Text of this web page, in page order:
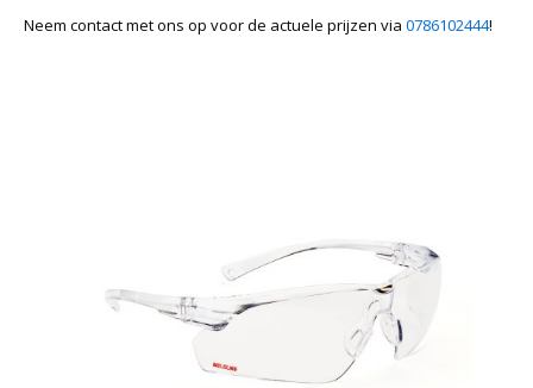
Neem contact met ons op voor de actuele prijzen via 0786102444!